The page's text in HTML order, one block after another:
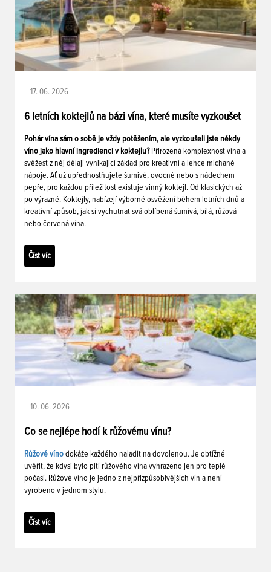
17. 06. 2026
6 letních koktejlů na bázi vína, které musíte vyzkoušet
Pohár vína sám o sobě je vždy potěšením, ale vyzkoušeli jste někdy
víno jako hlavní ingredienci v koktejlu? Přirozená komplexnost vína a
svěžest z něj dělají vynikající základ pro kreativní a lehce míchané
nápoje. Ať už upřednostňujete šumivé, ovocné nebo s nádechem
pepře, pro každou příležitost existuje vinný koktejl. Od klasických až
po výrazné. Koktejly, nabízejí výborné osvěžení během letních dnů a
kreativní způsob, jak si vychutnat svá oblíbená šumivá, bílá, růžová
nebo červená vína.
Číst víc
10. 06. 2026
Co se nejlépe hodí k růžovému vínu?
Růžové víno dokáže každého naladit na dovolenou. Je obtížné
uvěřit, že kdysi bylo pití růžového vína vyhrazeno jen pro teplé
počasí. Růžové víno je jedno z nejpřizpůsobivějších vín a není
vyrobeno v jednom stylu.
Číst víc